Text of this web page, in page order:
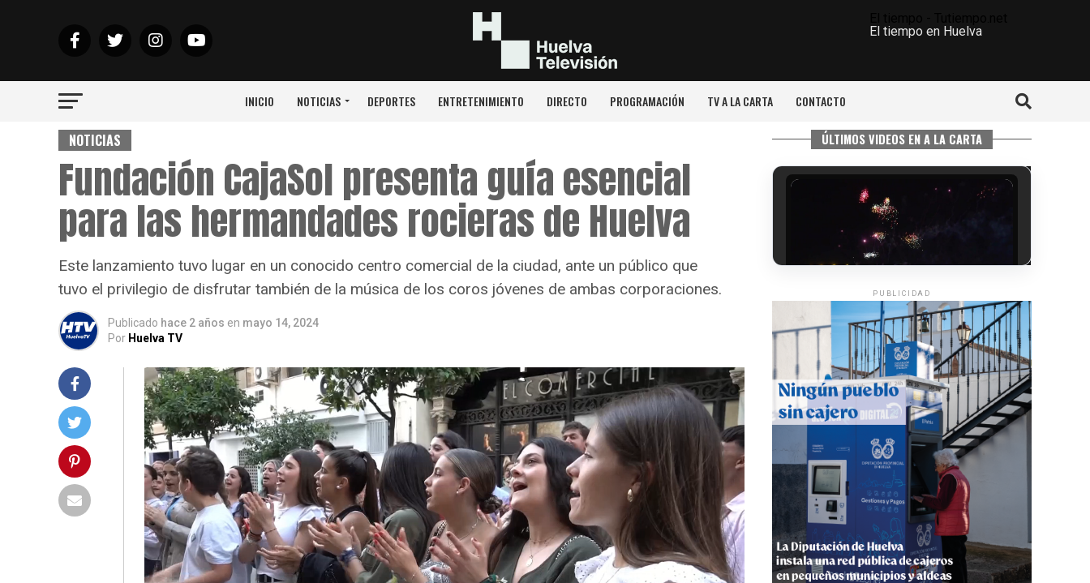
El tiempo en Huelva
INICIO NOTICIAS DEPORTES ENTRETENIMIENTO DIRECTO PROGRAMACIÓN TV A LA CARTA CONTACTO
NOTICIAS
Fundación CajaSol presenta guía esencial
para las hermandades rocieras de Huelva
Este lanzamiento tuvo lugar en un conocido centro comercial de la ciudad, ante un público que
tuvo el privilegio de disfrutar también de la música de los coros jóvenes de ambas corporaciones.
Publicado hace 2 años en mayo 14, 2024
Por Huelva TV
ÚLTIMOS VIDEOS EN A LA CARTA
6º DÍA DE LAS FIESTAS COLOMBINAS
2026
·Huelvatv
QUINTA CORRIDA DE LAS FIESTAS
COLOMBINAS 2026
hace 4 días· Huelvatv
PUBLICIDAD